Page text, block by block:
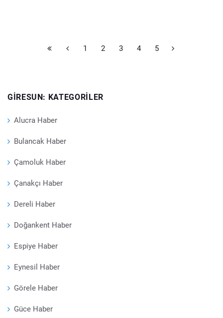
1 2 3 4 5
GIRESUN: KATEGORILER
Alucra Haber
Bulancak Haber
Çamoluk Haber
Çanakçı Haber
Dereli Haber
Doğankent Haber
Espiye Haber
Eynesil Haber
Görele Haber
Güce Haber